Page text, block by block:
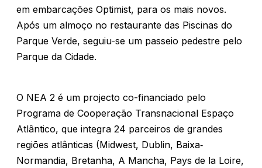
em embarcações Optimist, para os mais novos.
Após um almoço no restaurante das Piscinas do
Parque Verde, seguiu-se um passeio pedestre pelo
Parque da Cidade.
O NEA 2 é um projecto co-financiado pelo
Programa de Cooperação Transnacional Espaço
Atlântico, que integra 24 parceiros de grandes
regiões atlânticas (Midwest, Dublin, Baixa‐
Normandia, Bretanha, A Mancha, Pays de la Loire,